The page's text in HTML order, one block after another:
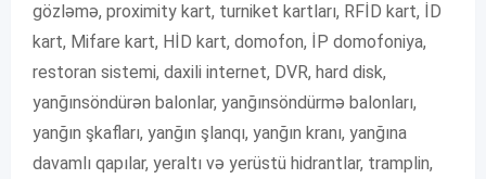
gözləmə, proximity kart, turniket kartları, RFİD kart, İD
kart, Mifare kart, HİD kart, domofon, İP domofoniya,
restoran sistemi, daxili internet, DVR, hard disk,
yanğınsöndürən balonlar, yanğınsöndürmə balonları,
yanğın şkafları, yanğın şlanqı, yanğın kranı, yanğına
davamlı qapılar, yeraltı və yerüstü hidrantlar, tramplin,